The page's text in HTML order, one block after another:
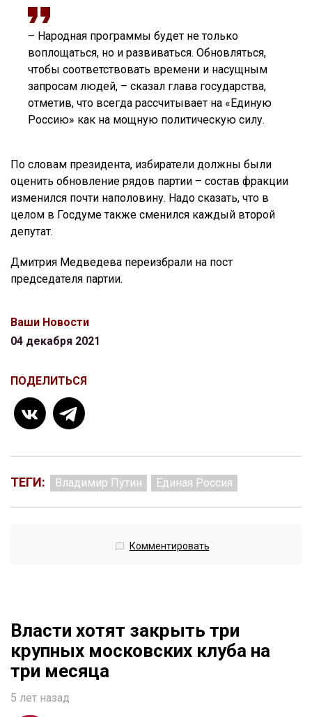
– Народная программы будет не только
воплощаться, но и развиваться. Обновляться,
чтобы соответствовать времени и насущным
запросам людей, – сказал глава государства,
отметив, что всегда рассчитывает на «Единую
Россию» как на мощную политическую силу.
По словам президента, избиратели должны были
оценить обновление рядов партии – состав фракции
изменился почти наполовину. Надо сказать, что в
целом в Госдуме также сменился каждый второй
депутат.
Дмитрия Медведева переизбрали на пост
председателя партии.
Ваши Новости
04 декабря 2021
ПОДЕЛИТЬСЯ
ТЕГИ: Владимир Путин Единая Россия
Комментировать
Власти хотят закрыть три
крупных московских клуба на
три месяца
5 лет назад